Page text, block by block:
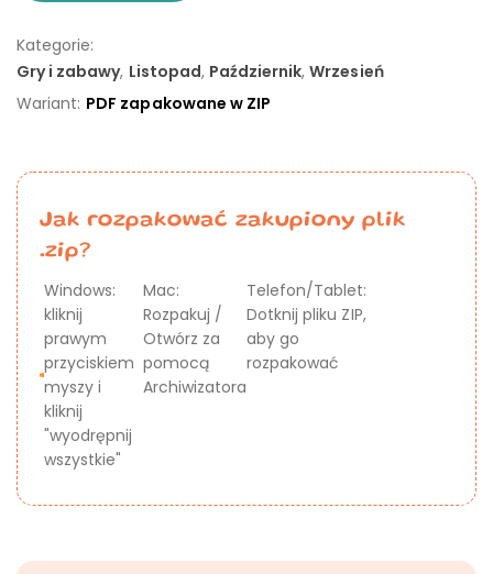
Kategorie:
Gry i zabawy, Listopad, Październik,Wrzesień
Wariant: PDF zapakowane w ZIP
Jak rozpakować zakupiony plik
.zip?
Windows:
kliknij
prawym
przyciskiem
myszy i
kliknij
"wyodrępnij
wszystkie"
Mac:
Rozpakuj /
Otwórz za
pomocą
Archiwizatora
Telefon/Tablet:
Dotknij pliku ZIP,
aby go
rozpakować